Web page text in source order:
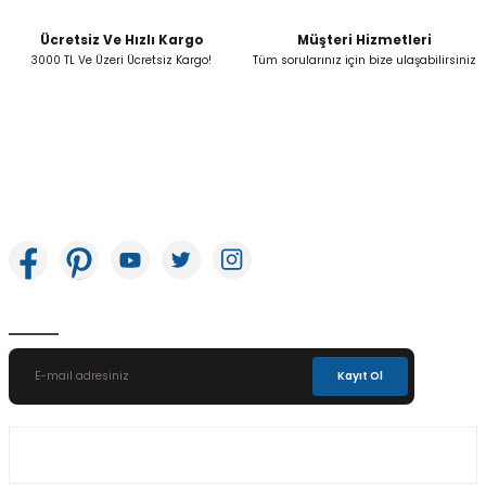
Gönder
Ücretsiz Ve Hızlı Kargo
3000 TL Ve Üzeri Ücretsiz Kargo!
Müşteri Hizmetleri
Tüm sorularınız için bize ulaşabilirsiniz
Kayıt Ol